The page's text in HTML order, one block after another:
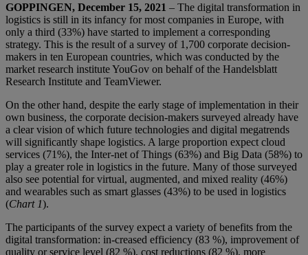
GOPPINGEN, December 15, 2021 – The digital transformation in
logistics is still in its infancy for most companies in Europe, with
only a third (33%) have started to implement a corresponding
strategy. This is the result of a survey of 1,700 corporate decision-
makers in ten European countries, which was conducted by the
market research institute YouGov on behalf of the Handelsblatt
Research Institute and TeamViewer.
On the other hand, despite the early stage of implementation in their
own business, the corporate decision-makers surveyed already have
a clear vision of which future technologies and digital megatrends
will significantly shape logistics. A large proportion expect cloud
services (71%), the Inter-net of Things (63%) and Big Data (58%) to
play a greater role in logistics in the future. Many of those surveyed
also see potential for virtual, augmented, and mixed reality (46%)
and wearables such as smart glasses (43%) to be used in logistics
(Chart 1).
The participants of the survey expect a variety of benefits from the
digital transformation: in-creased efficiency (83 %), improvement of
quality or service level (82 %), cost reductions (82 %), more